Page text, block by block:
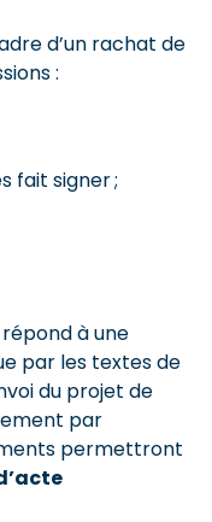
d’un rachat de
:
fait signer ;
à une
par les textes de
du projet de
par
permettront